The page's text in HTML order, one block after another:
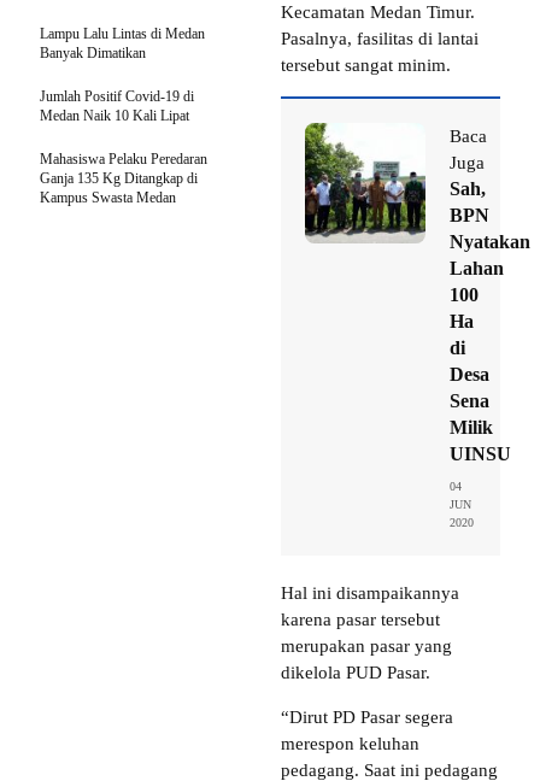
Kecamatan Medan Timur.
Pasalnya, fasilitas di lantai
tersebut sangat minim.
Baca
Juga
Sah,
BPN
Nyatakan
Lahan
100
Ha
di
Desa
Sena
Milik
UINSU
04
JUN
2020
Hal ini disampaikannya
karena pasar tersebut
merupakan pasar yang
dikelola PUD Pasar.
“Dirut PD Pasar segera
merespon keluhan
pedagang. Saat ini pedagang
Lampu Lalu Lintas di Medan
Banyak Dimatikan
Jumlah Positif Covid-19 di
Medan Naik 10 Kali Lipat
Mahasiswa Pelaku Peredaran
Ganja 135 Kg Ditangkap di
Kampus Swasta Medan